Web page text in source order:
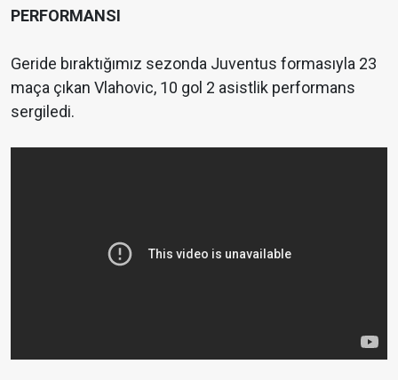
PERFORMANSI
Geride bıraktığımız sezonda Juventus formasıyla 23
maça çıkan Vlahovic, 10 gol 2 asistlik performans
sergiledi.